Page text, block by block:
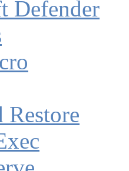
Defender
Restore